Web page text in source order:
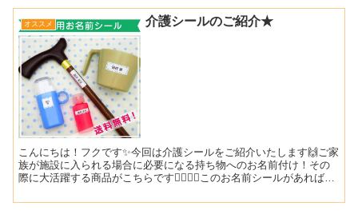
オススメ 介護シールのご紹介★
こんにちは！フクです✨今回は介護シールをご紹介いたします🙌ご家
族が施設に入られる場合に必要になる持ち物へのお名前付け！その
際に大活躍する商品がこちらです💁‍♀️💁‍♀️このお名前シールがあれば、